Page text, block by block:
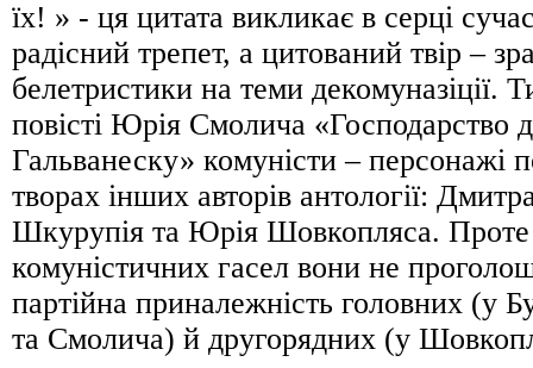
їх! » - ця цитата викликає в серці
радісний трепет, а цитований твір –
белетристики на теми декомуназіції.
повісті Юрія Смолича «Господарство
Гальванеску» комуністи – персонажі
творах інших авторів антології:
Шкурупія та Юрія Шовкопляса.
комуністичних гасел вони не
партійна приналежність головних (у
та Смолича) й другорядних (у